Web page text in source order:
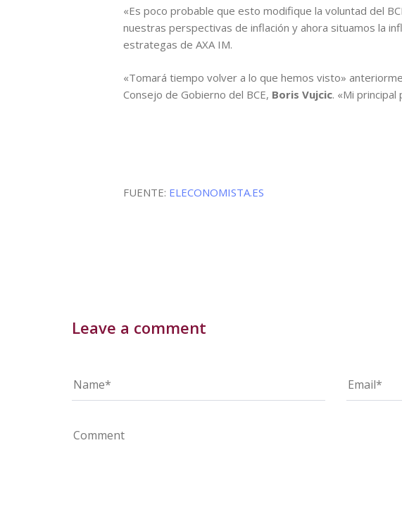
«Es poco probable que esto modifique la voluntad del
nuestras perspectivas de inflación y ahora situamos la
estrategas de AXA IM.
«Tomará tiempo volver a lo que hemos visto»
Consejo de Gobierno del BCE, Boris Vujcic. «Mi
FUENTE: ELECONOMISTA.ES
Leave a comment